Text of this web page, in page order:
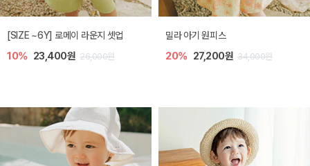
엘리오 아기 블라우스
20% 21,600원 27,000원
엘로디 니트 아기 뷔스티에
20% 21,600원 27,000원